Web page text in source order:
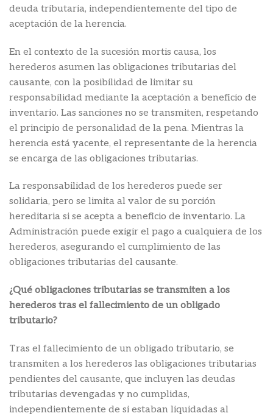
deuda tributaria, independientemente del tipo de
aceptación de la herencia.
En el contexto de la sucesión mortis causa, los
herederos asumen las obligaciones tributarias del
causante, con la posibilidad de limitar su
responsabilidad mediante la aceptación a beneficio de
inventario. Las sanciones no se transmiten, respetando
el principio de personalidad de la pena. Mientras la
herencia está yacente, el representante de la herencia
se encarga de las obligaciones tributarias.
La responsabilidad de los herederos puede ser
solidaria, pero se limita al valor de su porción
hereditaria si se acepta a beneficio de inventario. La
Administración puede exigir el pago a cualquiera de los
herederos, asegurando el cumplimiento de las
obligaciones tributarias del causante.
¿Qué obligaciones tributarias se transmiten a los
herederos tras el fallecimiento de un obligado
tributario?
Tras el fallecimiento de un obligado tributario, se
transmiten a los herederos las obligaciones tributarias
pendientes del causante, que incluyen las deudas
tributarias devengadas y no cumplidas,
independientemente de si estaban liquidadas al